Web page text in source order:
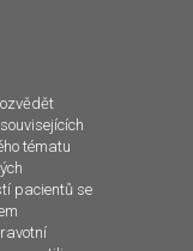
tématu
pacientů se